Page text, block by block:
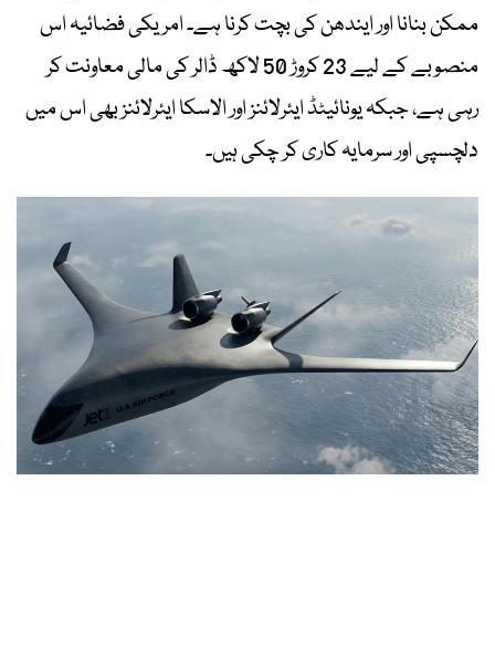
ممکن بنانا اور ایندھن کی بچت کرنا ہے۔ امریکی فضائیہ اس
منصوبے کے لیے 23 کروڑ 50 لاکھ ڈالر کی مالی معاونت کر
رہی ہے، جبکہ یونائیٹڈ ایئرلائنز اور الاسکا ایئرلائنز بھی اس میں
دلچسپی اور سرمایہ کاری کر چکی ہیں۔